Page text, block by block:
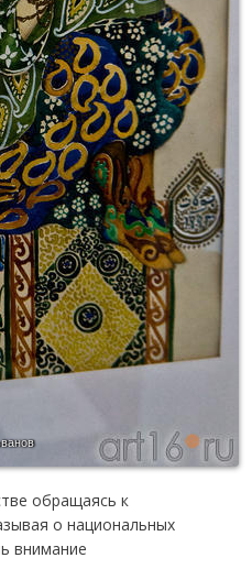
обращаясь к
о национальных
внимание